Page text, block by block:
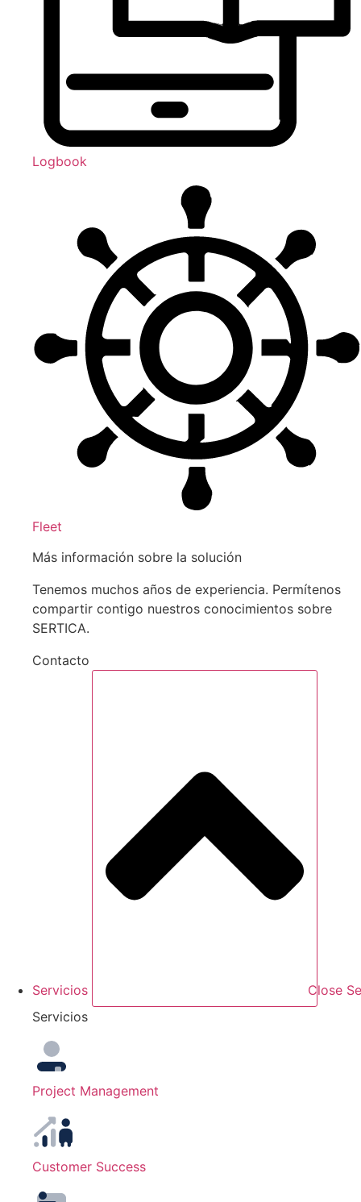
Logbook
Fleet
Más información sobre la solución
Tenemos muchos años de experiencia. Permítenos
compartir contigo nuestros conocimientos sobre
SERTICA.
Contacto
Servicios
Close
Servicios
Project Management
Customer Success